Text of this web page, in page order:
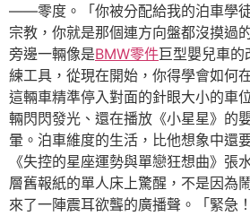
——零度。「你被分配給我的泊車學
宗教，你就是那個連方向盤都沒摸過
旁邊一輛像是BMW零件巨型嬰兒車的
練工具，從現在開始，你得學會如何
這輛車精準停入對面的針眼大小的車
輛閃閃發光、還在播放《小星星》的
暈。泊車維度的生活，比他想象中還
《失控的星座運勢與單戀狂想曲》張
層舊報紙的單人床上驚醒，不是因為
來了一陣震耳欲聾的廣播聲。「緊急